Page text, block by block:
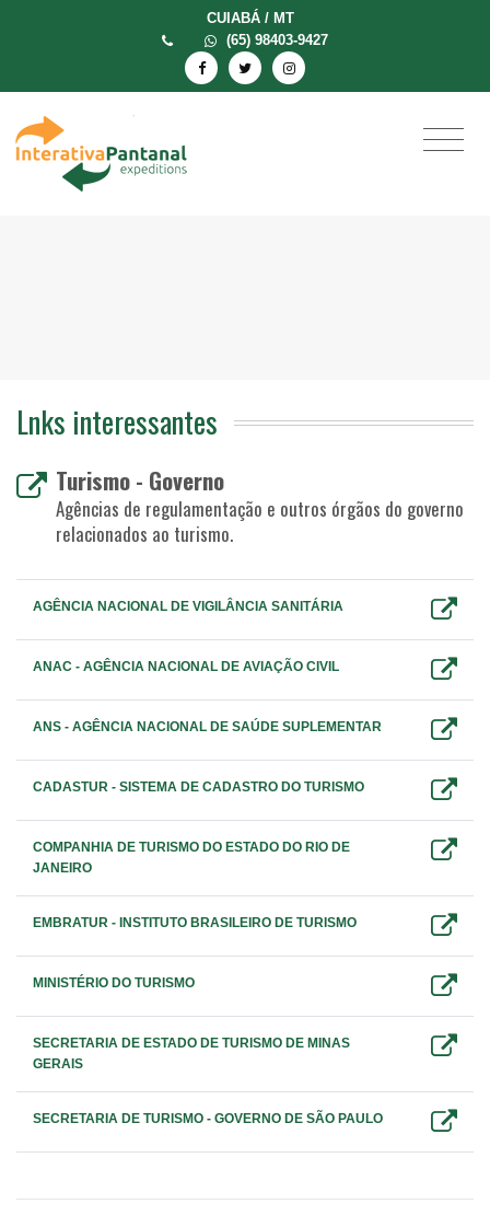
CUIABÁ / MT
(65) 98403-9427
Lnks interessantes
Turismo - Governo
Agências de regulamentação e outros órgãos do governo
relacionados ao turismo.
AGÊNCIA NACIONAL DE VIGILÂNCIA SANITÁRIA
ANAC - AGÊNCIA NACIONAL DE AVIAÇÃO CIVIL
ANS - AGÊNCIA NACIONAL DE SAÚDE SUPLEMENTAR
CADASTUR - SISTEMA DE CADASTRO DO TURISMO
COMPANHIA DE TURISMO DO ESTADO DO RIO DE
JANEIRO
EMBRATUR - INSTITUTO BRASILEIRO DE TURISMO
MINISTÉRIO DO TURISMO
SECRETARIA DE ESTADO DE TURISMO DE MINAS
GERAIS
SECRETARIA DE TURISMO - GOVERNO DE SÃO PAULO